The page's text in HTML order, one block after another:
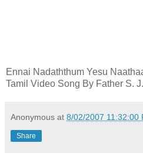
Ennai Nadaththum Yesu
Tamil Video Song By Father S.
Anonymous at 8/02/2007 11:32:00
Share